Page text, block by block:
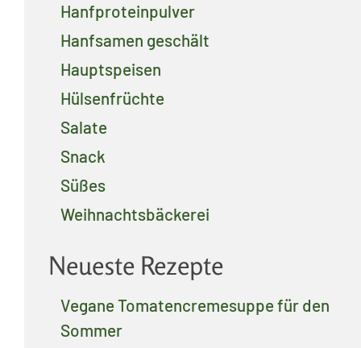
Hanfproteinpulver
Hanfsamen geschält
Hauptspeisen
Hülsenfrüchte
Salate
Snack
Süßes
Weihnachtsbäckerei
Neueste Rezepte
Vegane Tomatencremesuppe für den
Sommer